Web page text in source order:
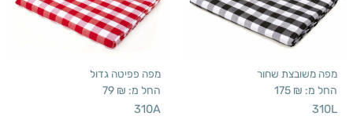
מפה משובצת שחור
החל מ: 175 ₪
310L
מפה פפיטה גדול
החל מ: 79 ₪
310A